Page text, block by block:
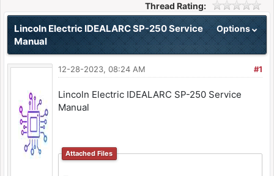
Thread Rating:
Options
Lincoln Electric IDEALARC SP-250 Service
Manual
#1
12-28-2023, 08:24 AM
Lincoln Electric IDEALARC SP-250 Service
Manual
Attached Files